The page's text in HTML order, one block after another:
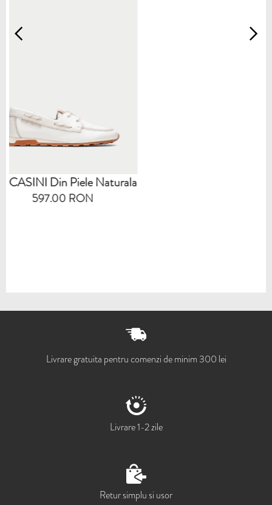
Livrare gratuita pentru comenzi de minim 300 lei
Livrare 1-2 zile
Retur simplu si usor